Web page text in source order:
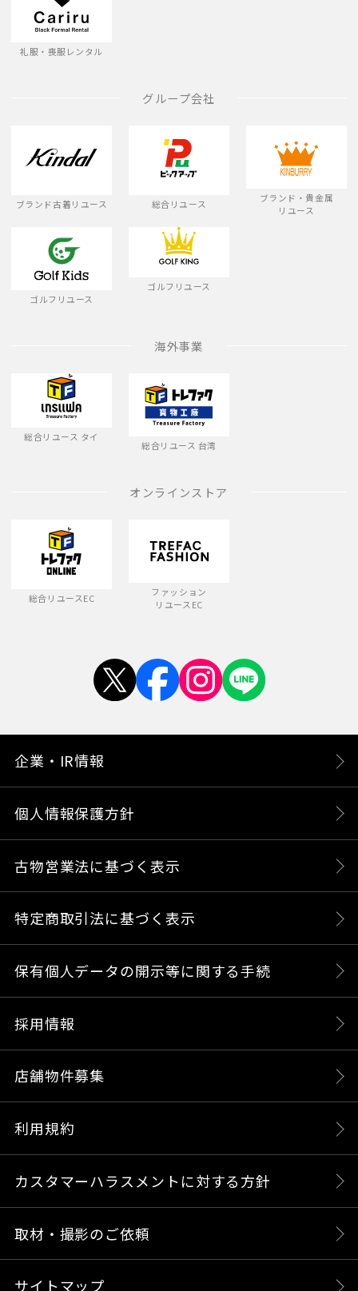
礼服・喪服レンタル
グループ会社
ブランド古着リユース 総合リユース
ブランド・貴金属
リユース
ゴルフリユース
ゴルフリユース
海外事業
総合リユース タイ
総合リユース 台湾
オンラインストア
総合リユースEC
ファッション
リユースEC
企業・IR情報
個人情報保護方針
古物営業法に基づく表示
特定商取引法に基づく表示
保有個人データの開示等に関する手続
採用情報
店舗物件募集
利用規約
カスタマーハラスメントに対する方針
取材・撮影のご依頼
サイトマップ